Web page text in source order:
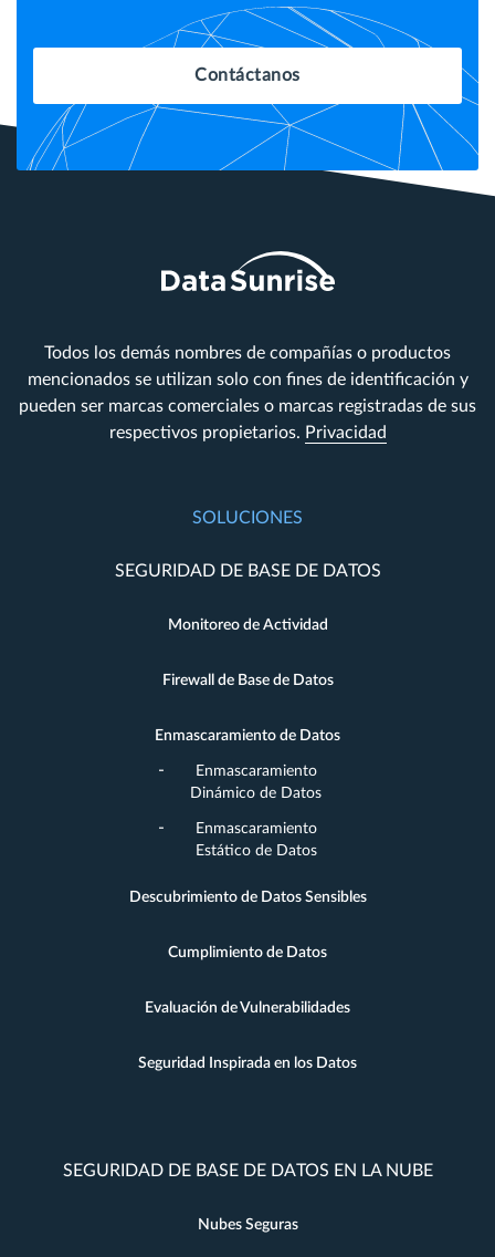
Contáctanos
Todos los demás nombres de compañías o productos
mencionados se utilizan solo con fines de identificación y
pueden ser marcas comerciales o marcas registradas de sus
respectivos propietarios. Privacidad
SOLUCIONES
SEGURIDAD DE BASE DE DATOS
Monitoreo de Actividad
Firewall de Base de Datos
Enmascaramiento de Datos
Enmascaramiento
Dinámico de Datos
Enmascaramiento
Estático de Datos
Descubrimiento de Datos Sensibles
Cumplimiento de Datos
Evaluación de Vulnerabilidades
Seguridad Inspirada en los Datos
SEGURIDAD DE BASE DE DATOS EN LA NUBE
Nubes Seguras